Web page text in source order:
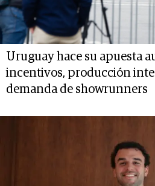
Uruguay hace su apuesta
incentivos, producción
demanda de showrunners